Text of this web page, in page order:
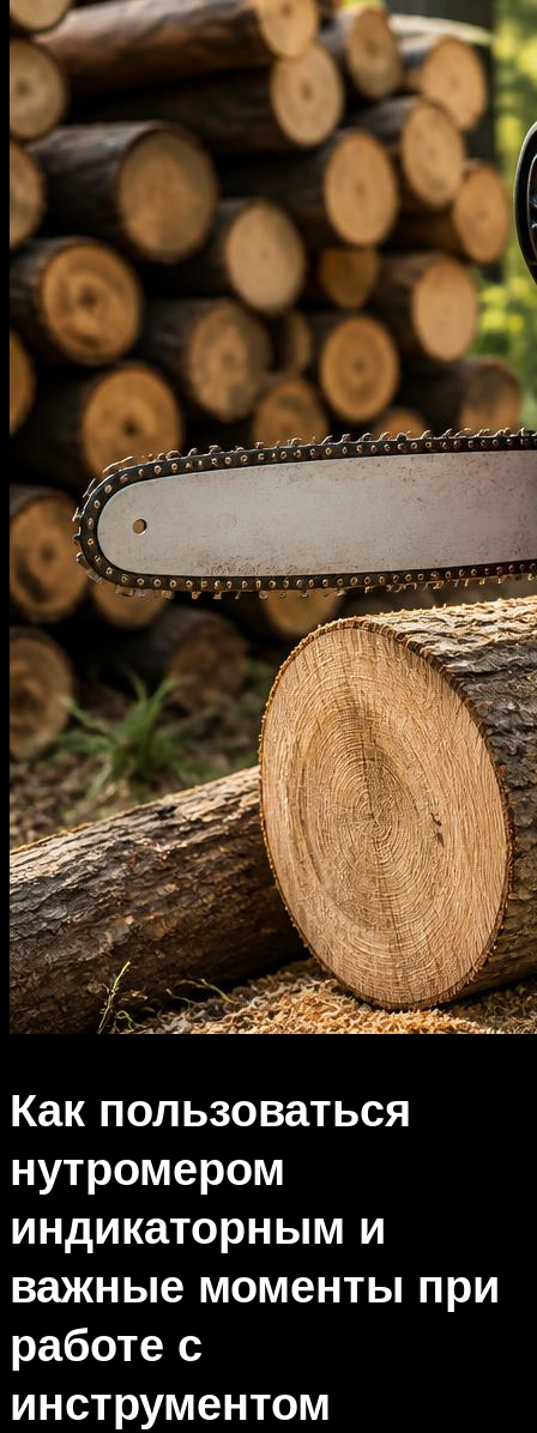
Как пользоваться
нутромером
индикаторным и
важные моменты при
работе с
инструментом